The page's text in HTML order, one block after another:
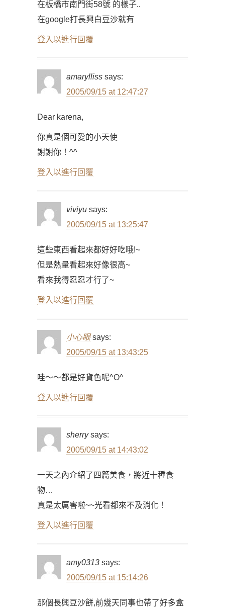
在板橋市南門街58號 的樣子..
在google打長興白豆沙就有
登入以進行回覆
amarylliss says:
2005/09/15 at 12:47:27
Dear karena,
你真是個可愛的小天使
謝謝你！^^
登入以進行回覆
viviyu says:
2005/09/15 at 13:25:47
這些東西看起來都好好吃哦!~
但是熱量看起來好像很高~
看來我得忍忍才行了~
登入以進行回覆
小心眼 says:
2005/09/15 at 13:43:25
哇～～都是好貨色呢^O^
登入以進行回覆
sherry says:
2005/09/15 at 14:43:02
一天之內介紹了四篇美食，將近十種食
物…
真是太厲害啦~~光看都來不及消化！
登入以進行回覆
amy0313 says:
2005/09/15 at 15:14:26
那個長興豆沙餅,前幾天同事也帶了好多盒